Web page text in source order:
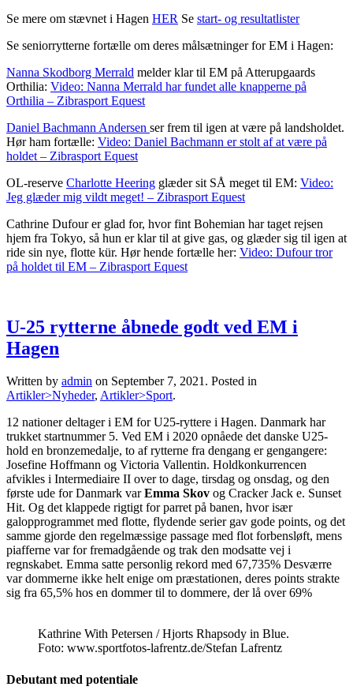
Se mere om stævnet i Hagen HER Se start- og resultatlister
Se seniorrytterne fortælle om deres målsætninger for EM i Hagen:
Nanna Skodborg Merrald melder klar til EM på Atterupgaards
Orthilia: Video: Nanna Merrald har fundet alle knapperne på
Orthilia – Zibrasport Equest
Daniel Bachmann Andersen ser frem til igen at være på landsholdet.
Hør ham fortælle: Video: Daniel Bachmann er stolt af at være på
holdet – Zibrasport Equest
OL-reserve Charlotte Heering glæder sit SÅ meget til EM: Video:
Jeg glæder mig vildt meget! – Zibrasport Equest
Cathrine Dufour er glad for, hvor fint Bohemian har taget rejsen
hjem fra Tokyo, så hun er klar til at give gas, og glæder sig til igen at
ride sin nye, flotte kür. Hør hende fortælle her: Video: Dufour tror
på holdet til EM – Zibrasport Equest
U-25 rytterne åbnede godt ved EM i
Hagen
Written by admin on September 7, 2021. Posted in
Artikler>Nyheder, Artikler>Sport.
12 nationer deltager i EM for U25-ryttere i Hagen. Danmark har
trukket startnummer 5. Ved EM i 2020 opnåede det danske U25-
hold en bronzemedalje, to af rytterne fra dengang er gengangere:
Josefine Hoffmann og Victoria Vallentin. Holdkonkurrencen
afvikles i Intermediaire II over to dage, tirsdag og onsdag, og den
første ude for Danmark varEmma Skov og Cracker Jack e. Sunset
Hit. Og det klappede rigtigt for parret på banen, hvor især
galopprogrammet med flotte, flydende serier gav gode points, og det
samme gjorde den regelmæssige passage med flot forbensløft, mens
piafferne var for fremadgående og trak den modsatte vej i
regnskabet. Emma satte personlig rekord med 67,735% Desværre
var dommerne ikke helt enige om præstationen, deres points strakte
sig fra 65,5% hos en dommer til to dommere, der lå over 69%
Kathrine With Petersen / Hjorts Rhapsody in Blue.
Foto: www.sportfotos-lafrentz.de/Stefan Lafrentz
Debutant med potentiale